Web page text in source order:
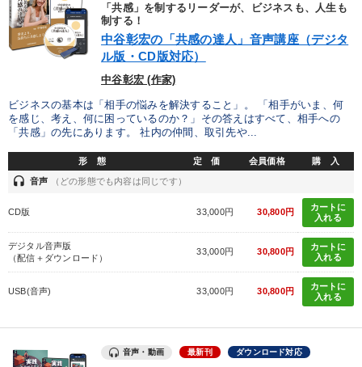
早わかり 生き方の指針
※「更新」を押すと「タグ・キーワード」を更新いただけます。
「共感」を制するリーダーが、ビジネスも、人生も
制する！
中谷彰宏の「共感の達人」音声講座（デジタ
ル版・CD版対応）
中谷彰宏 (作家)
ビジネスの基本は「相手の悩みを解決すること」。 「相手がいま、何
を感じ、考え、何に困っているのか？」その答えはすべて、相手への
「共感」の先にあります。 社内の仲間、取引先や...
形 態 定 価 会員価格 購 入
headset 音声 （どの形態でも内容は同じです）
CD版 33,000円 30,800円
カートに
入れる
デジタル音声版
（配信＋ダウンロード）
33,000円 30,800円
カートに
入れる
USB(音声) 33,000円 30,800円
カートに
入れる
音声・動画 最新刊 ダウンロード対応